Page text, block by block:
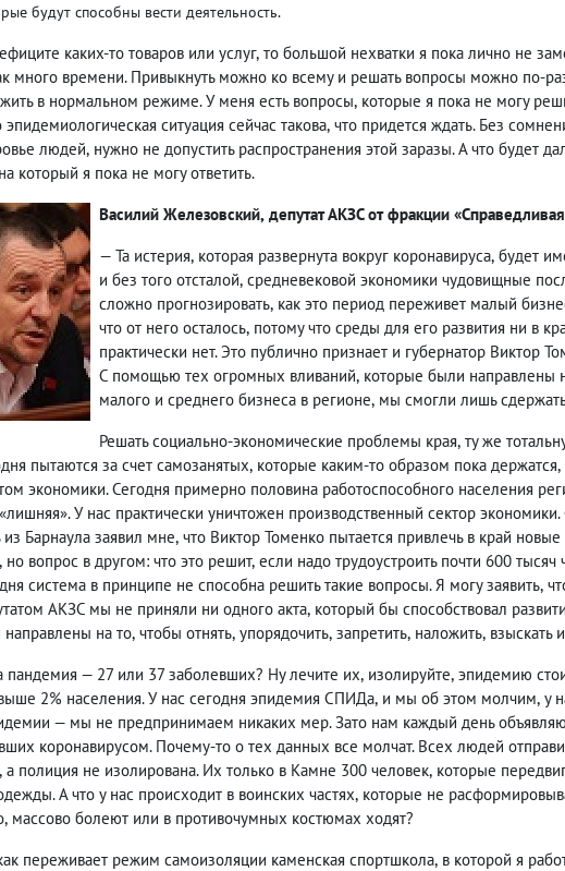
будут способны вести деятельность.
каких-то товаров или услуг, то большой нехватки я пока лично не
много времени. Привыкнуть можно ко всему и решать вопросы можно по-
в нормальном режиме. У меня есть вопросы, которые я пока не могу
эпидемиологическая ситуация сейчас такова, что придется ждать. Без
людей, нужно не допустить распространения этой заразы. А что будет
на который я пока не могу ответить.
Василий Железовский, депутат АКЗС от фракции
— Та истерия, которая развернута вокруг коронавируса, будет
и без того отсталой, средневековой экономики чудовищные
сложно прогнозировать, как это период переживет малый
что от него осталось, потому что среды для его развития ни в
практически нет. Это публично признает и губернатор Виктор
С помощью тех огромных вливаний, которые были направлены
малого и среднего бизнеса в регионе, мы смогли лишь
Решать социально-экономические проблемы края, ту же
пытаются за счет самозанятых, которые каким-то образом пока держатся,
экономики. Сегодня примерно половина работоспособного населения
У нас практически уничтожен производственный сектор
Барнаула заявил мне, что Виктор Томенко пытается привлечь в край новые
, но вопрос в другом: что это решит, если надо трудоустроить почти 600 тысяч
система в принципе не способна решить такие вопросы. Я могу заявить,
АКЗС мы не приняли ни одного акта, который бы способствовал
на то, чтобы отнять, упорядочить, запретить, наложить, взыскать
пандемия — 27 или 37 заболевших? Ну лечите их, изолируйте, эпидемию
2% населения. У нас сегодня эпидемия СПИДа, и мы об этом молчим, у
— мы не предпринимаем никаких мер. Зато нам каждый день
коронавирусом. Почему-то о тех данных все молчат. Всех людей
, а полиция не изолирована. Их только в Камне 300 человек, которые
А что у нас происходит в воинских частях, которые не
, массово болеют или в противочумных костюмах ходят?
переживает режим самоизоляции каменская спортшкола, в которой я